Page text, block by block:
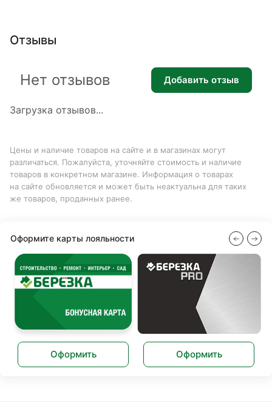
Отзывы
Загрузка отзывов...
Нет отзывов Добавить отзыв
Цены и наличие товаров на сайте и в магазинах могут
различаться. Пожалуйста, уточняйте стоимость и наличие
товаров в конкретном магазине. Информация о товарах
на сайте обновляется и может быть неактуальна для таких
же товаров, проданных ранее.
Оформите карты лояльности
Оформить Оформить